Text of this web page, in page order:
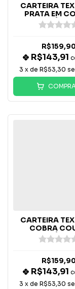
CARTEIRA
PRATA EM
R$159,90
R$143,91
3 x deR$53,30
CARTEIRA
COBRA
R$159,90
R$143,91
3 x deR$53,30